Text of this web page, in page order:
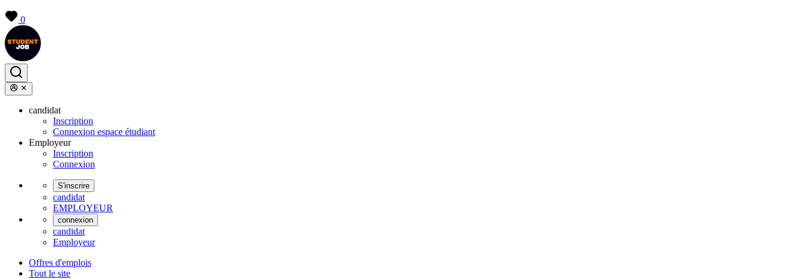
0
candidat
Inscription
Connexion espace étudiant
Employeur
Inscription
Connexion
S'inscrire
candidat
EMPLOYEUR
connexion
candidat
Employeur
Offres d'emplois
Tout le site